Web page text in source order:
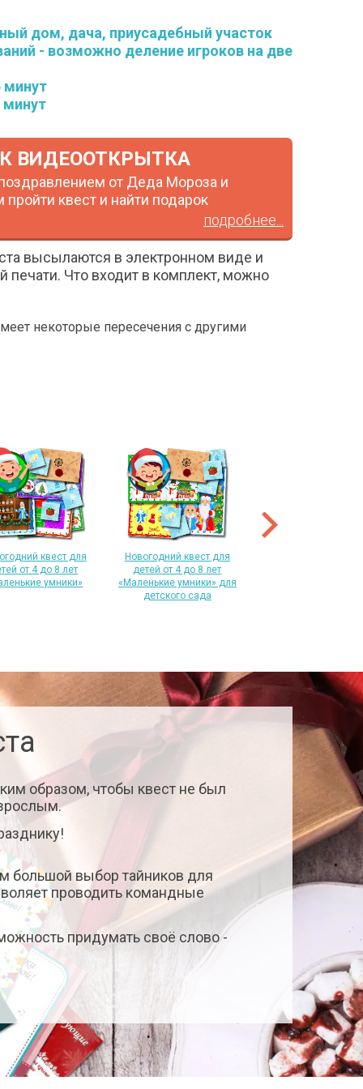
дом, дача, приусадебный участок
- возможно деление игроков на две
минут
минут
ВИДЕООТКРЫТКА
от Деда Мороза и
квест и найти подарок
подробнее...
высылаются в электронном виде и
печати. Что входит в комплект, можно
некоторые пересечения с другими
квест для
от 4 до 8 лет
умники»
Новогодний квест для
детей от 4 до 8 лет
«Маленькие умники» для
детского сада
Новогодний квест
любителей
образом, чтобы квест не был
большой выбор тайников для
проводить командные
придумать своё слово -